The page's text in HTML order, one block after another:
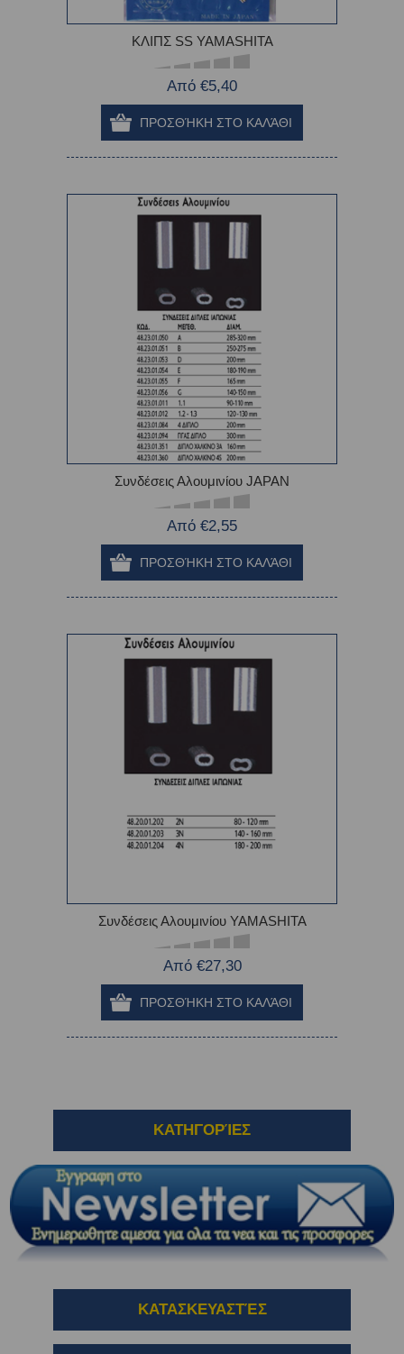
ΚΛΙΠΣ SS YAMASHITA
Από €5,40
Συνδέσεις Αλουμινίου JAPAN
Από €2,55
Συνδέσεις Αλουμινίου YAMASHITA
Από €27,30
ΚΑΤΗΓΟΡΊΕΣ
ΚΑΤΑΣΚΕΥΑΣΤΈΣ